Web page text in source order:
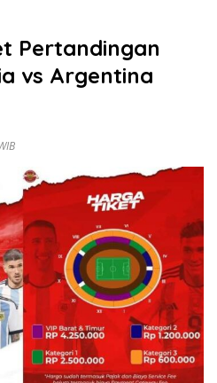
Pertandingan
vs Argentina